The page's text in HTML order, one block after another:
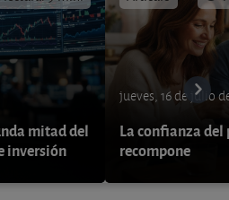
mitad del
inversión
jueves, 16 de julio
La confianza del
recompone